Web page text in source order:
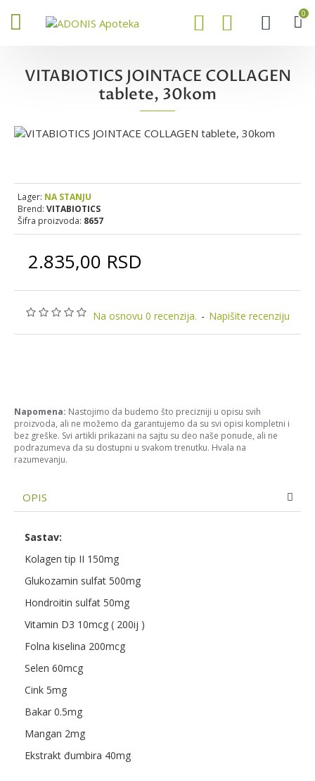
0
VITABIOTICS JOINTACE COLLAGEN
tablete, 30kom
Na osnovu 0 recenzija. - Napišite recenziju
2.835,00 RSD
Lager: NA STANJU
Brend: VITABIOTICS
Šifra proizvoda: 8657
Napomena: Nastojimo da budemo što precizniji u opisu svih
proizvoda, ali ne možemo da garantujemo da su svi opisi kompletni i
bez greške. Svi artikli prikazani na sajtu su deo naše ponude, ali ne
podrazumeva da su dostupni u svakom trenutku. Hvala na
razumevanju.
OPIS
Sastav:
Kolagen tip II 150mg
Glukozamin sulfat 500mg
Hondroitin sulfat 50mg
Vitamin D3 10mcg ( 200ij )
Folna kiselina 200mcg
Selen 60mcg
Cink 5mg
Bakar 0.5mg
Mangan 2mg
Ekstrakt đumbira 40mg